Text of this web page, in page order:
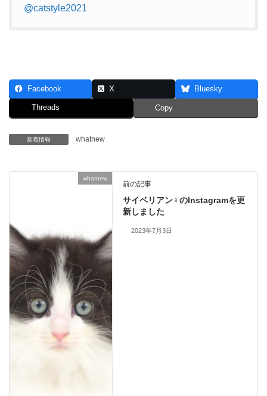
@catstyle2021
Facebook X Bluesky
Threads Copy
新着情報 whatnew
whatnew
前の記事
サイベリアン♀のInstagramを更
新しました
2023年7月3日